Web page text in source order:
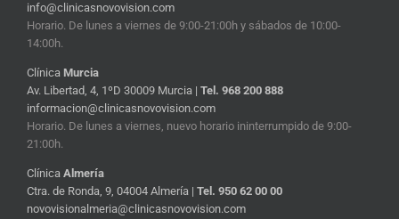
info@clinicasnovovision.com
Horario. De lunes a viernes de 9:00-21:00h y sábados de 10:00-
14:00h.
Clínica Murcia
Av. Libertad, 4, 1ºD 30009 Murcia | Tel. 968 200 888
informacion@clinicasnovovision.com
Horario. De lunes a viernes, nuevo horario ininterrumpido de 9:00-
21:00h.
Clínica Almería
Ctra. de Ronda, 9, 04004 Almería | Tel. 950 62 00 00
novovisionalmeria@clinicasnovovision.com